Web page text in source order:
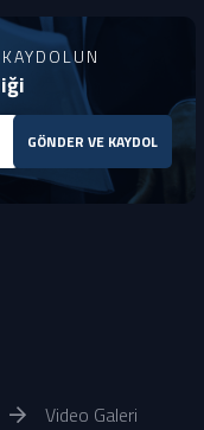
KAYDOLUN
GÖNDER VE KAYDOL
Video Galeri